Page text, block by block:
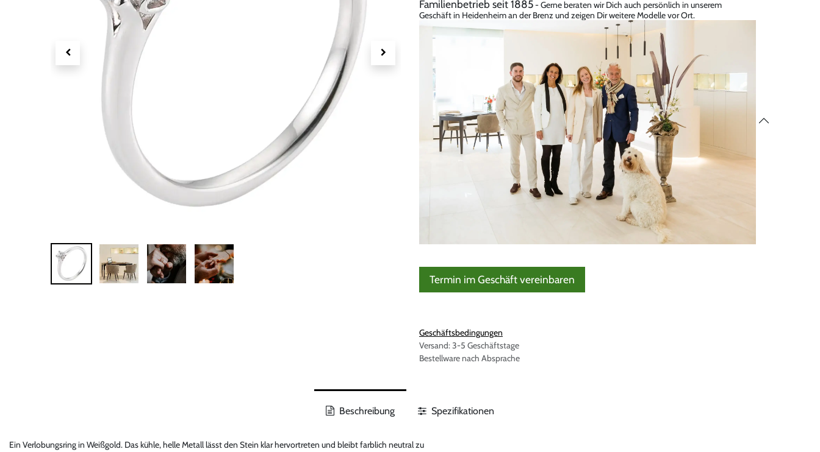
Familienbetrieb seit 1885- Gerne beraten wir Dich auch persönlich in unserem
Geschäft in Heidenheim an der Brenz und zeigen Dir weitere Modelle vor Ort.
Termin im Geschäft vereinbaren
Geschäftsbedingungen
Versand: 3-5 Geschäftstage
Bestellware nach Absprache
Beschreibung Spezifikationen
Ein Verlobungsring in Weißgold. Das kühle, helle Metall lässt den Stein klar hervortreten und bleibt farblich neutral zu